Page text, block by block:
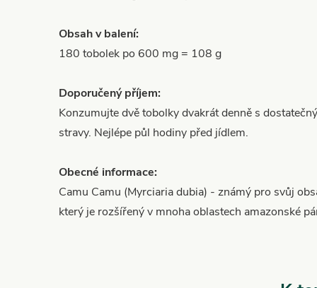
Obsah v balení:
180 tobolek po 600 mg = 108 g
Doporučený příjem:
Konzumujte dvě tobolky dvakrát denně s
stravy. Nejlépe půl hodiny před jídlem.
Obecné informace:
Camu Camu (Myrciaria dubia) - známý pro svůj
který je rozšířený v mnoha oblastech amazonské